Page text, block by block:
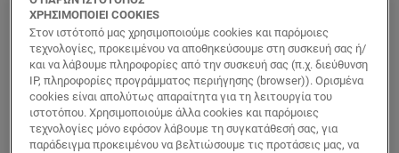
Classic Κρέμα
Ημέρας
Αντιρυτιδική
0/5
Ματιών Κατά της
Χαλάρωσης
ΧΡΗΣΙΜΟΠΟΙΕΙ COOKIES
Στον ιστότοπό μας χρησιμοποιούμε cookies και παρόμοιες
τεχνολογίες, προκειμένου να αποθηκεύσουμε στη συσκευή σας ή/
και να λάβουμε πληροφορίες από την συσκευή σας (π.χ. διεύθυνση
IP, πληροφορίες προγράμματος περιήγησης (browser)). Ορισμένα
cookies είναι απολύτως απαραίτητα για τη λειτουργία του
ιστοτόπου. Χρησιμοποιούμε άλλα cookies και παρόμοιες
τεχνολογίες μόνο εφόσον λάβουμε τη συγκατάθεσή σας, για
παράδειγμα προκειμένου να βελτιώσουμε τις προτάσεις μας, να